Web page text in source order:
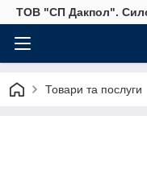
ТОВ "СП Дакпол".
Товари та послуги